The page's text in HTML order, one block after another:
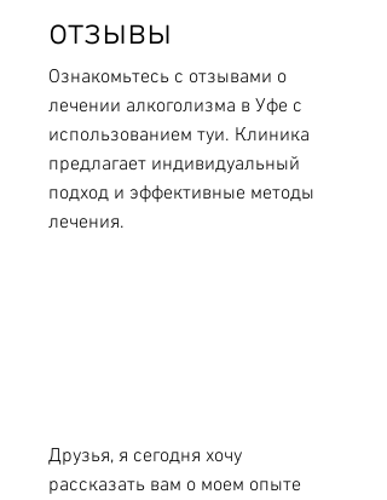
отзывы
Ознакомьтесь с отзывами о
лечении алкоголизма в Уфе с
использованием туи. Клиника
предлагает индивидуальный
подход и эффективные методы
лечения.
Друзья, я сегодня хочу
рассказать вам о моем опыте